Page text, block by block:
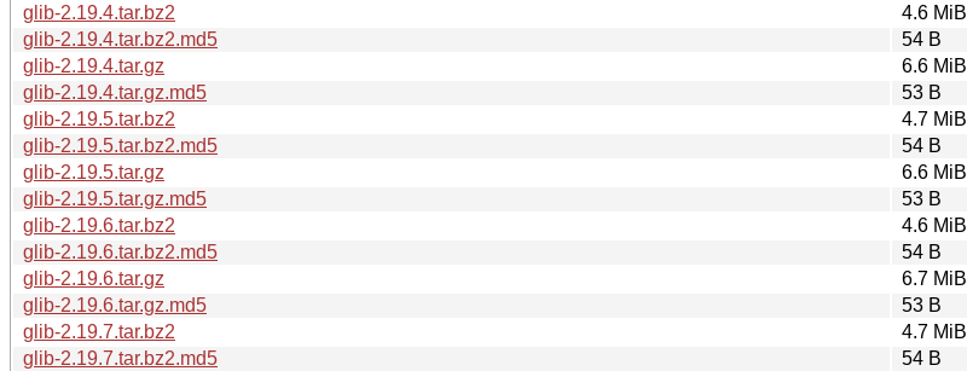
glib-2.19.4.tar.bz2
4.6 MiB
glib-2.19.4.tar.bz2.md5
54 B
glib-2.19.4.tar.gz
6.6 MiB
glib-2.19.4.tar.gz.md5
53 B
glib-2.19.5.tar.bz2
4.7 MiB
glib-2.19.5.tar.bz2.md5
54 B
glib-2.19.5.tar.gz
6.6 MiB
glib-2.19.5.tar.gz.md5
53 B
glib-2.19.6.tar.bz2
4.6 MiB
glib-2.19.6.tar.bz2.md5
54 B
glib-2.19.6.tar.gz
6.7 MiB
glib-2.19.6.tar.gz.md5
53 B
glib-2.19.7.tar.bz2
4.7 MiB
glib-2.19.7.tar.bz2.md5
54 B